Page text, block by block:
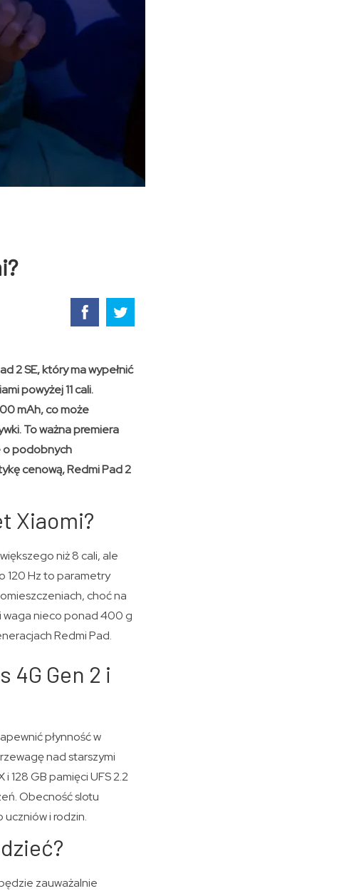
2 SE, który ma wypełnić
powyżej 11 cali.
mAh, co może
To ważna premiera
o podobnych
cenową, Redmi Pad 2
Xiaomi?
niż 8 cali, ale
120 Hz to parametry
choć na
waga nieco ponad 400 g
Redmi Pad.
4G Gen 2 i
płynność w
nad starszymi
128 GB pamięci UFS 2.2
Obecność slotu
i rodzin.
zauważalnie